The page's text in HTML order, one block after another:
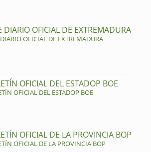
DIARIO OFICIAL DE EXTREMADURA
OFICIAL DE EXTREMADURA
OFICIAL DEL ESTADOP BOE
OFICIAL DEL ESTADOP BOE
OFICIAL DE LA PROVINCIA BOP
OFICIAL DE LA PROVINCIA BOP